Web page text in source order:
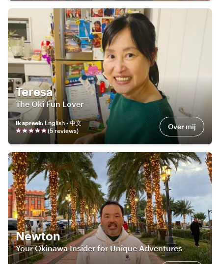
Teresa
The Oki Fun Lover
Ik spreek: English • 中文
(5 reviews) Over mij
Newton
Your Okinawa Insider for Unique Adventures